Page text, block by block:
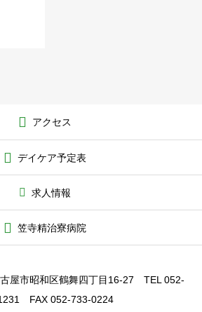
アクセス
デイケア予定表
求人情報
笠寺精治寮病院
屋市昭和区鶴舞四丁目16-27 TEL 052-
FAX 052-733-0224